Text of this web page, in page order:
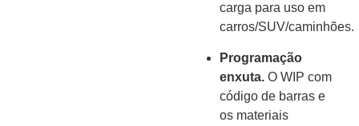
carga para uso em
carros/SUV/caminhões.
Programação
enxuta. O WIP com
código de barras e
os materiais